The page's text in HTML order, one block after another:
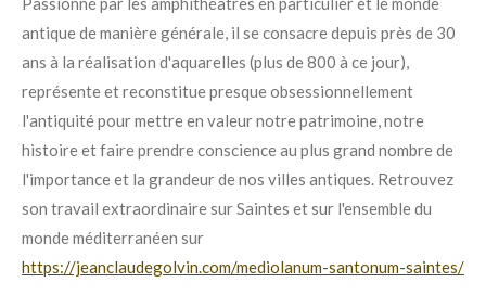
antique de manière générale, il se consacre depuis près de 30
ans à la réalisation d'aquarelles (plus de 800 à ce jour),
représente et reconstitue presque obsessionnellement
l'antiquité pour mettre en valeur notre patrimoine, notre
histoire et faire prendre conscience au plus grand nombre de
l'importance et la grandeur de nos villes antiques. Retrouvez
son travail extraordinaire sur Saintes et sur l'ensemble du
monde méditerranéen sur
https://jeanclaudegolvin.com/mediolanum-santonum-saintes/